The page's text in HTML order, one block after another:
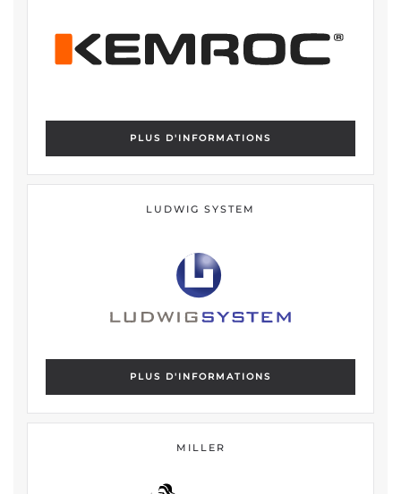
PLUS D'INFORMATIONS
LUDWIG SYSTEM
PLUS D'INFORMATIONS
MILLER